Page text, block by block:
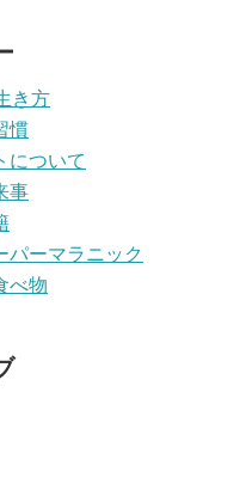
き方
慣
について
事
パーマラニック
べ物